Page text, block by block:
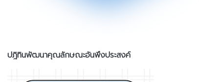
ปฎิทินพัฒนาคุณลักษณะอันพึงประสงค์